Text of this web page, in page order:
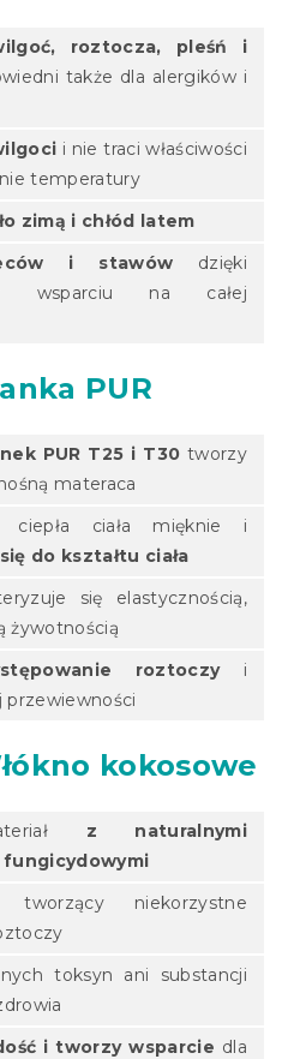
roztocza, pleśń i
także dla alergików i
i nie traci właściwości
temperatury
zimą i chłód latem
i stawów dzięki
wsparciu na całej
PUR
PUR T25 i T30 tworzy
materaca
ciepła ciała mięknie i
do kształtu ciała
się elastycznością,
żywotnością
roztoczyi
przewiewności
kokosowe
z naturalnymi
fungicydowymi
niekorzystne
toksyn ani substancji
i tworzy wsparcie dla